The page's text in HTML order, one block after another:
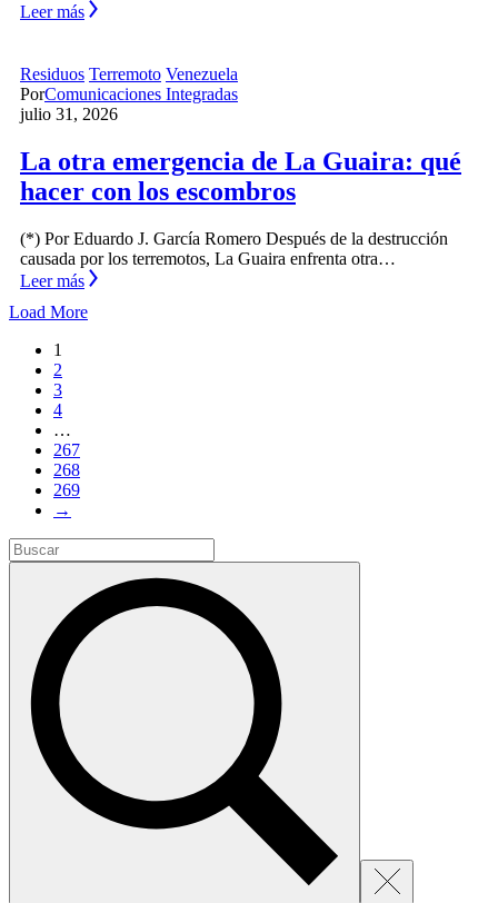
Leer más
Residuos Terremoto Venezuela
PorComunicaciones Integradas
julio 31, 2026
La otra emergencia de La Guaira: qué
hacer con los escombros
(*) Por Eduardo J. García Romero Después de la destrucción
causada por los terremotos, La Guaira enfrenta otra…
Leer más
Load More
1
2
3
4
…
267
268
269
→